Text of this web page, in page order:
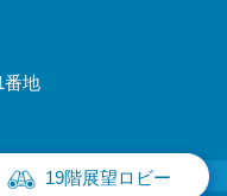
番地
19階展望ロビー